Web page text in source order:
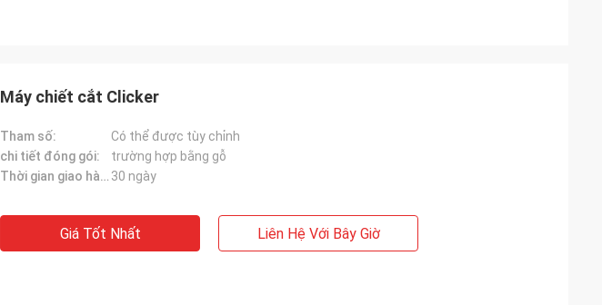
Máy chiết cắt Clicker
Tham số:
Có thể được tùy chỉnh
chi tiết đóng gói:
trường hợp bằng gỗ
Thời gian giao hàng: 30 ngày
Giá Tốt Nhất Liên Hệ Với Bây Giờ